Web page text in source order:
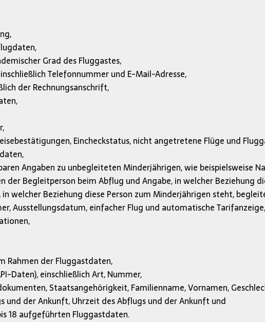
Grad des Fluggastes,
Telefonnummer und E-Mail-Adresse,
der Rechnungsanschrift,
Eincheckstatus, nicht angetretene Flüge und
Angaben zu unbegleiteten Minderjährigen, wie beispielsweise
Begleitperson beim Abflug und Angabe, in welcher Beziehung
welcher Beziehung diese Person zum Minderjährigen steht,
Ausstellungsdatum, einfacher Flug und automatische Tarifanzeige,
Rahmen der Fluggastdaten,
Daten), einschließlich Art, Nummer,
Staatsangehörigkeit, Familienname, Vornamen,
und der Ankunft, Uhrzeit des Abflugs und der Ankunft und
18 aufgeführten Fluggastdaten.